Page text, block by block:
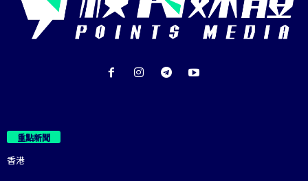
重點新聞
香港